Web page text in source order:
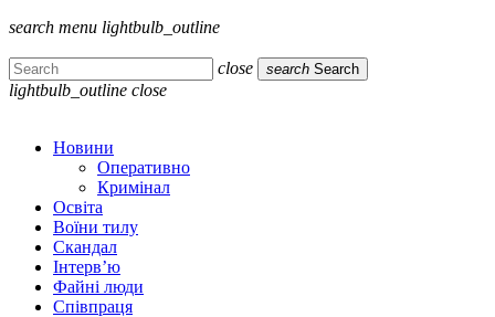
search menu lightbulb_outline
close search Search
lightbulb_outline close
Новини
Оперативно
Кримінал
Освіта
Воїни тилу
Скандал
Інтерв’ю
Файні люди
Співпраця